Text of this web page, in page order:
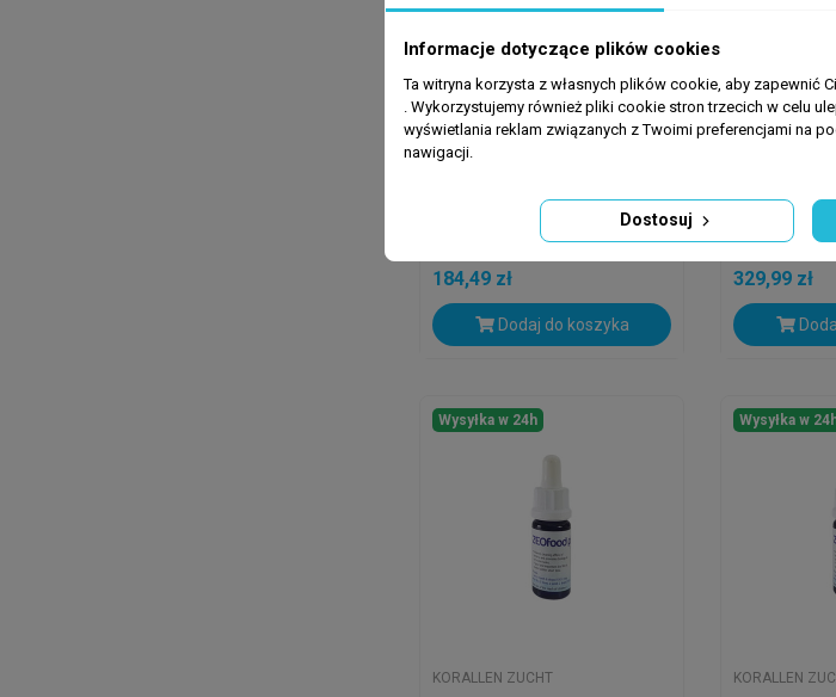
KORALLEN ZUCHT
Korallen Zucht ZEOzym
184,49 zł
Dodaj do koszyka
Korallen
100ml -
329,99 zł
Wysyłka w 24h
KORALLEN ZUCHT
Wysyłka w
KORALLEN
Informacje dotyczące plików cookies
Ta witryna korzysta z własnych plików cookie, aby zapewnić
. Wykorzystujemy również pliki cookie stron trzecich w celu
wyświetlania reklam związanych z Twoimi preferencjami na
nawigacji.
Dostosuj